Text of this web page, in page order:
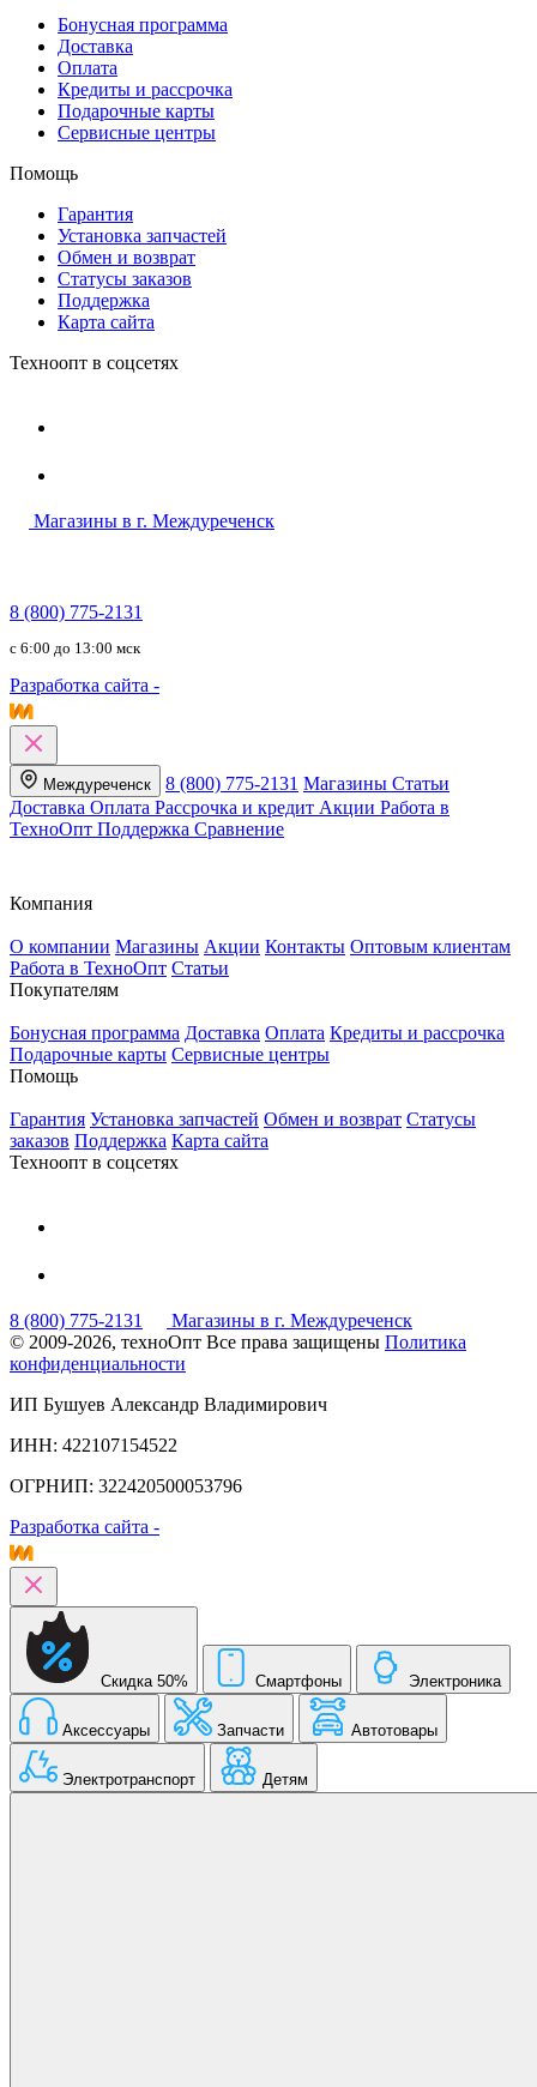
Бонусная программа
Доставка
Оплата
Кредиты и рассрочка
Подарочные карты
Сервисные центры
Помощь
Гарантия
Установка запчастей
Обмен и возврат
Статусы заказов
Поддержка
Карта сайта
Техноопт в соцсетях
Магазины в г. Междуреченск
8 (800) 775-2131
c 6:00 до 13:00 мск
Разработка сайта -
Междуреченск 8 (800) 775-2131 Магазины Статьи
Доставка Оплата Рассрочка и кредит Акции Работа в
ТехноОпт Поддержка Сравнение
Компания
О компании Магазины Акции Контакты Оптовым клиентам
Работа в ТехноОпт Статьи
Покупателям
Бонусная программа Доставка Оплата Кредиты и рассрочка
Подарочные карты Сервисные центры
Помощь
Гарантия Установка запчастей Обмен и возврат Статусы
заказов Поддержка Карта сайта
Техноопт в соцсетях
8 (800) 775-2131
Магазины в г. Междуреченск
© 2009-2026, техноОпт Все права защищены Политика
конфиденциальности
ИП Бушуев Александр Владимирович
ИНН: 422107154522
ОГРНИП: 322420500053796
Разработка сайта -
Скидка 50% Смартфоны Электроника
Аксессуары Запчасти Автотовары
Электротранспорт Детям